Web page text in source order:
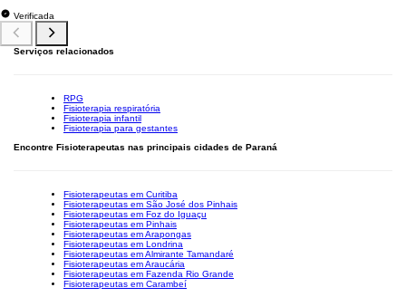
Verificada
Serviços relacionados
RPG
Fisioterapia respiratória
Fisioterapia infantil
Fisioterapia para gestantes
Encontre Fisioterapeutas nas principais cidades de Paraná
Fisioterapeutas em Curitiba
Fisioterapeutas em São José dos Pinhais
Fisioterapeutas em Foz do Iguaçu
Fisioterapeutas em Pinhais
Fisioterapeutas em Arapongas
Fisioterapeutas em Londrina
Fisioterapeutas em Almirante Tamandaré
Fisioterapeutas em Araucária
Fisioterapeutas em Fazenda Rio Grande
Fisioterapeutas em Carambeí